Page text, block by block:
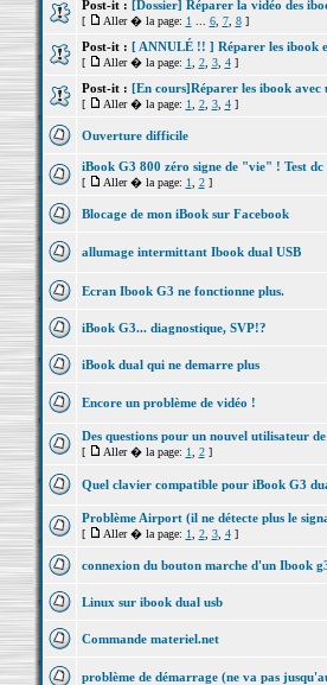
Post-it : [Dossier] Réparer la vidéo des
[ Aller � la page: 1 6, 7, 8]
Post-it : [ ANNULÉ !! ] Réparer les ibook
[ Aller � la page: 1 2, 3, 4]
Post-it : [En cours]Réparer les ibook avec
[ Aller � la page: 1 2, 3, 4]
Ouverture difficile
iBook G3 800 zéro signe de "vie" ! Test dc
[ Aller � la page: 1 2]
Blocage de mon iBook sur Facebook
allumage intermittant Ibook dual USB
Ecran Ibook G3 ne fonctionne plus.
iBook G3... diagnostique, SVP!?
iBook dual qui ne demarre plus
Encore un problème de vidéo !
Des questions pour un nouvel utilisateur
[ Aller � la page: 1 2]
Quel clavier compatible pour iBook G3
Problème Airport (il ne détecte plus le
[ Aller � la page: 1 2, 3, 4]
connexion du bouton marche d'un Ibook
Linux sur ibook dual usb
Commande materiel.net
problème de démarrage (ne va pas